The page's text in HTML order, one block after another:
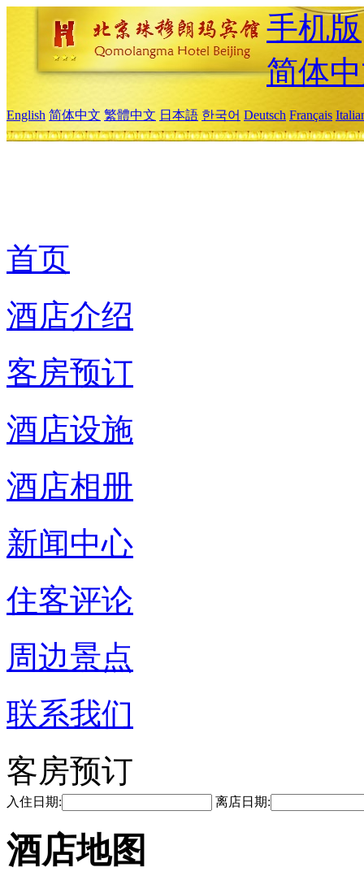
手机版
简体
English 简体中文 繁體中文 日本語 한국어 Deutsch Français
首页
酒店介绍
客房预订
酒店设施
酒店相册
新闻中心
住客评论
周边景点
联系我们
客房预订
入住日期: 离店日期:
酒店地图